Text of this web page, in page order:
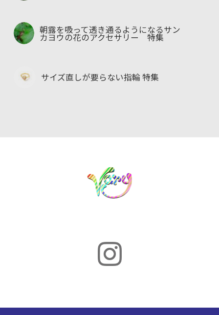
朝露を吸って透き通るようになるサン
カヨウの花のアクセサリー 特集
サイズ直しが要らない指輪 特集